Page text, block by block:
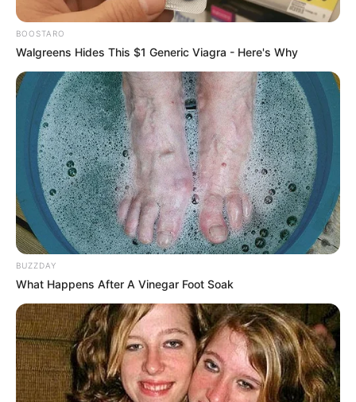
Zulfa Maharani
BOOSTARO
Walgreens Hides This $1 Generic Viagra - Here's Why
BUZZDAY
What Happens After A Vinegar Foot Soak